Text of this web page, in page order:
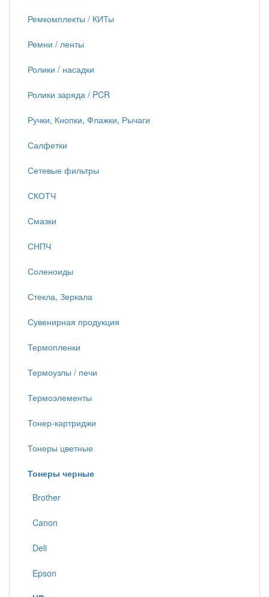
Ремкомплекты / КИТы
Ремни / ленты
Ролики / насадки
Ролики заряда / PCR
Ручки, Кнопки, Флажки, Рычаги
Салфетки
Сетевые фильтры
СКОТЧ
Смазки
СНПЧ
Соленоиды
Стекла, Зеркала
Сувенирная продукция
Термопленки
Термоузлы / печи
Термоэлементы
Тонер-картриджи
Тонеры цветные
Тонеры черные
Brother
Canon
Deli
Epson